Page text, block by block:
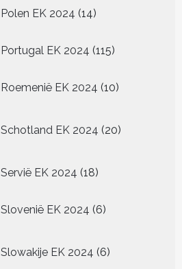
Polen EK 2024 1414
Portugal EK 2024 115115
Roemenië EK 2024 1010
Schotland EK 2024 20
producten
Servië EK 2024 1818
Slovenië EK 2024 66
Slowakije EK 2024 6
producten